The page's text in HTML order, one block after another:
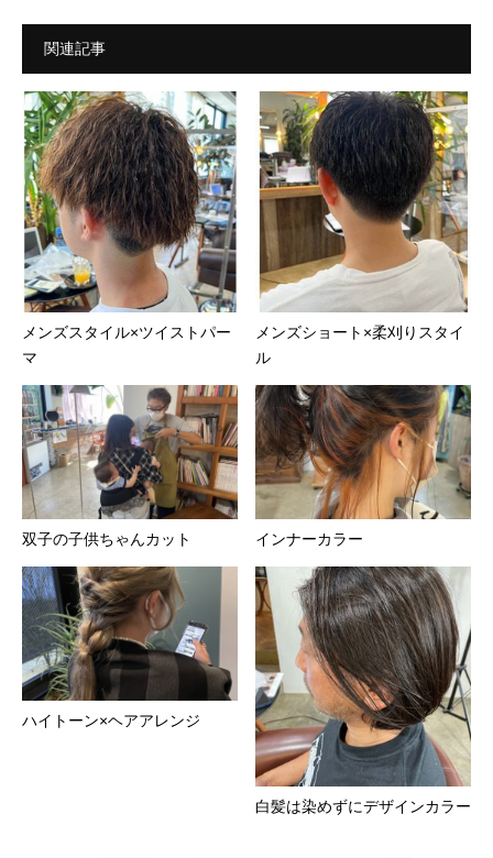
関連記事
メンズスタイル×ツイストパー
マ
メンズショート×柔刈りスタイ
ル
双子の子供ちゃんカット インナーカラー
ハイトーン×ヘアアレンジ
白髪は染めずにデザインカラー